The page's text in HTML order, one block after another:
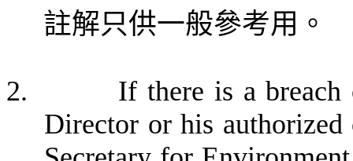
註解只供一般參考用。
2.
If there is a
Director or his